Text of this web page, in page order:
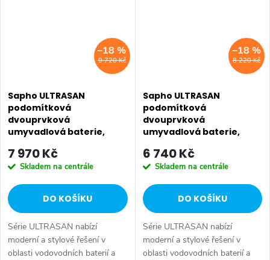
9 720 Kč
–18 %
Sapho ULTRASAN
podomítková
dvouprvková
umyvadlová baterie,
mat/zlato mat UT118VBG
7 970 Kč
Skladem na centrále
DO KOŠÍKU
Série ULTRASAN nabízí
moderní a stylové řešení v
oblasti vodovodních baterií a
8 220 Kč
–18 %
Sapho ULTRASAN
podomítková
dvouprvková
umyvadlová baterie,
mat/zlato mat UT018VBG
6 740 Kč
Skladem na centrále
DO KOŠÍKU
Série ULTRASAN nabízí
moderní a stylové řešení v
oblasti vodovodních baterií a